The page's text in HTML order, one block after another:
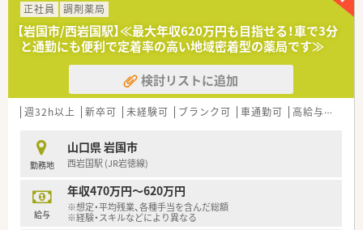
＜研修制度＞
■現場の先輩薬剤師より指導を受けて頂きます。
＜法人特徴＞
■兵庫県・大阪府・奈良県・山口県にて9店舗展開する会社です。
■従業員のライフスタイルを大切にしている会社です。定着率
も高く、安心して長期的な就業が見込めます。
■代表は元ＭＲ出身の方であり、知人のドクターを門前にされて
■従業員のライフスタイルを大切にされておりますので、無理な
く長期的に安心して就業出来ます。
■非常に優しい雰囲気を感じる男性経営者、定着率の高さが自慢
の薬局です。
＜こんな方にもおすすめ＞
正社員
調剤薬局
【岩国市/西岩国駅】≪最大年収620万円も目指せる！車で3分
と通勤にも便利で定着率の高い地域密着型の薬局です≫
検討リストに追加
週32h以上 新卒可 未経験可 ブランク可 車通勤可 高給与(600万円以上)
勤務地
山口県 岩国市
西岩国駅 (JR岩徳線)
給与
年収470万円～620万円
※想定・平均残業、各種手当を含んだ総額
※経験・スキルなどにより異なる